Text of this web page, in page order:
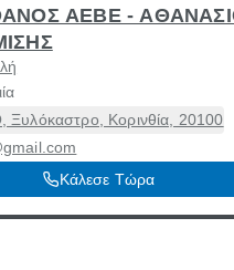
ΑΕΒΕ -
Κορινθία, 20100
Κάλεσε Τώρα